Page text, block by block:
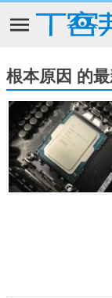
根本原因 的